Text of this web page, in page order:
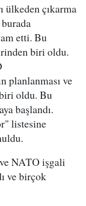
ülkeden çıkarma
etti. Bu
biri oldu.
planlanması ve
oldu. Bu
başlandı.
listesine
NATO işgali
ve birçok